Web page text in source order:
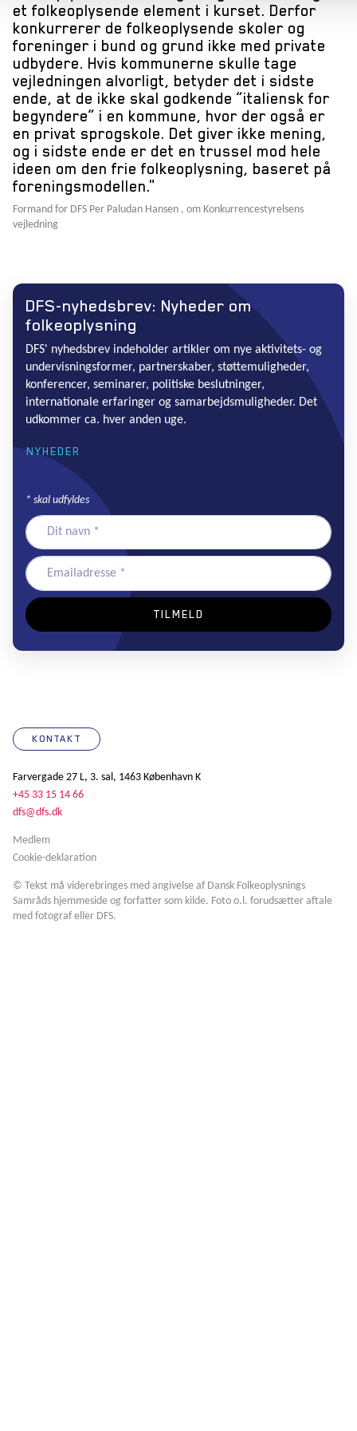
et folkeoplysende element i kurset. Derfor
konkurrerer de folkeoplysende skoler og
foreninger i bund og grund ikke med private
udbydere. Hvis kommunerne skulle tage
vejledningen alvorligt, betyder det i sidste
ende, at de ikke skal godkende ”italiensk for
begyndere” i en kommune, hvor der også er
en privat sprogskole. Det giver ikke mening,
og i sidste ende er det en trussel mod hele
ideen om den frie folkeoplysning, baseret på
foreningsmodellen.
Formand for DFS Per Paludan Hansen , om Konkurrencestyrelsens
vejledning
DFS-nyhedsbrev: Nyheder om
folkeoplysning
DFS' nyhedsbrev indeholder artikler om nye aktivitets- og
undervisningsformer, partnerskaber, støttemuligheder,
konferencer, seminarer, politiske beslutninger,
internationale erfaringer og samarbejdsmuligheder. Det
udkommer ca. hver anden uge.
NYHEDER
* skal udfyldes
KONTAKT
Farvergade 27 L, 3. sal, 1463 København K
+45 33 15 14 66
dfs@dfs.dk
Medlem
Cookie-deklaration
© Tekst må viderebringes med angivelse af Dansk Folkeoplysnings
Samråds hjemmeside og forfatter som kilde. Foto o.l. forudsætter aftale
med fotograf eller DFS.